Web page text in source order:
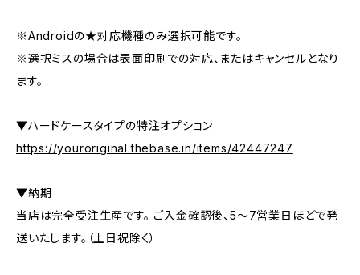
※Androidの★対応機種のみ選択可能です。
※選択ミスの場合は表面印刷での対応、またはキャンセルとなり
ます。
▼ハードケースタイプの特注オプション
https://youroriginal.thebase.in/items/42447247
▼納期
当店は完全受注生産です。 ご入金確認後、5〜7営業日ほどで発
送いたします。（土日祝除く）